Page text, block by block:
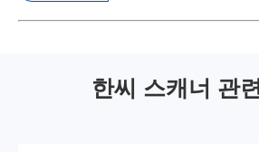
한씨 스캐너 관